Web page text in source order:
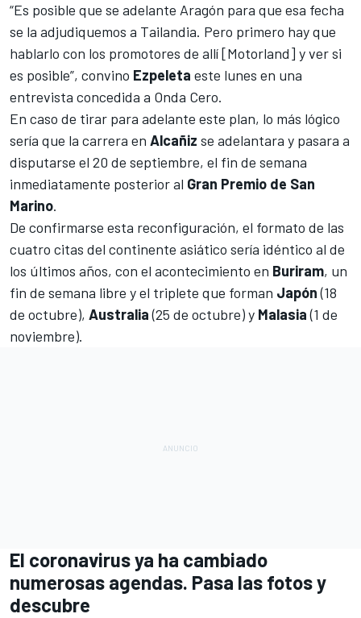
“Es posible que se adelante Aragón para que esa fecha
se la adjudiquemos a Tailandia. Pero primero hay que
hablarlo con los promotores de allí [Motorland] y ver si
es posible”, convino Ezpeleta este lunes en una
entrevista concedida a Onda Cero.
En caso de tirar para adelante este plan, lo más lógico
sería que la carrera en Alcañiz se adelantara y pasara a
disputarse el 20 de septiembre, el fin de semana
inmediatamente posterior al Gran Premio de San
Marino.
De confirmarse esta reconfiguración, el formato de las
cuatro citas del continente asiático sería idéntico al de
los últimos años, con el acontecimiento en Buriram, un
fin de semana libre y el triplete que forman Japón(18
de octubre), Australia(25 de octubre) y Malasia(1 de
noviembre).
El coronavirus ya ha cambiado
numerosas agendas. Pasa las fotos y
descubre